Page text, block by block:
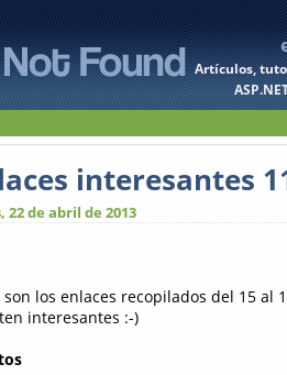
Artículos,
interesantes
22 de abril de 2013
son los enlaces recopilados del 15 al
interesantes :-)